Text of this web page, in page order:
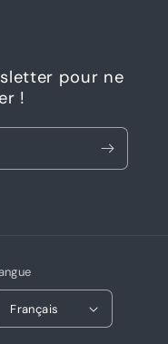
pour ne
!
Français